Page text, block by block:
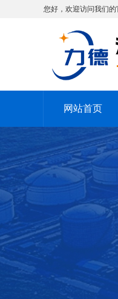
您好，欢迎访问我们的
网站首页